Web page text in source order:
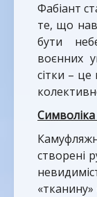
Фабіант
те, що
бути
воєнних
сітки –
створені